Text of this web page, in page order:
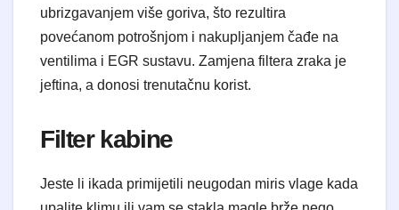
ubrizgavanjem više goriva, što rezultira
povećanom potrošnjom i nakupljanjem čađe na
ventilima i EGR sustavu. Zamjena filtera zraka je
jeftina, a donosi trenutačnu korist.
Filter kabine
Jeste li ikada primijetili neugodan miris vlage kada